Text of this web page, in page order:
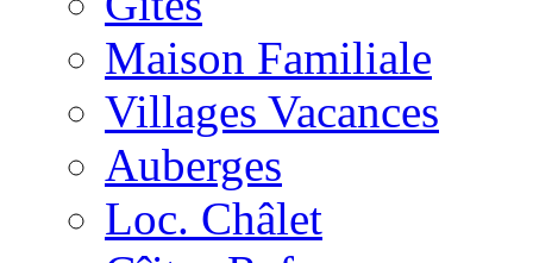
Maison Familiale
Villages Vacances
Auberges
Loc. Châlet